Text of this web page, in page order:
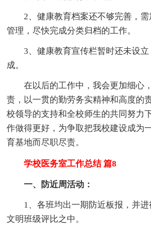
2、健康教育档案还不够完善，需
管理，尽快完成分类归档的工作。
3、健康教育宣传栏暂时还未设立
成。
在以后的工作中，我会更加细心
责，以一贯的勤劳务实精神和高度的
校领导的支持和全校师生的共同努力
作做得更好，为争取把我校建设成为
育基地而尽职尽责。
学校医务室工作总结 篇8
一、防近周活动：
1、各班均出一期防近板报，并进
文明班级评比之中。